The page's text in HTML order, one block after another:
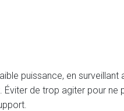
puissance, en
Éviter de trop agiter pour ne